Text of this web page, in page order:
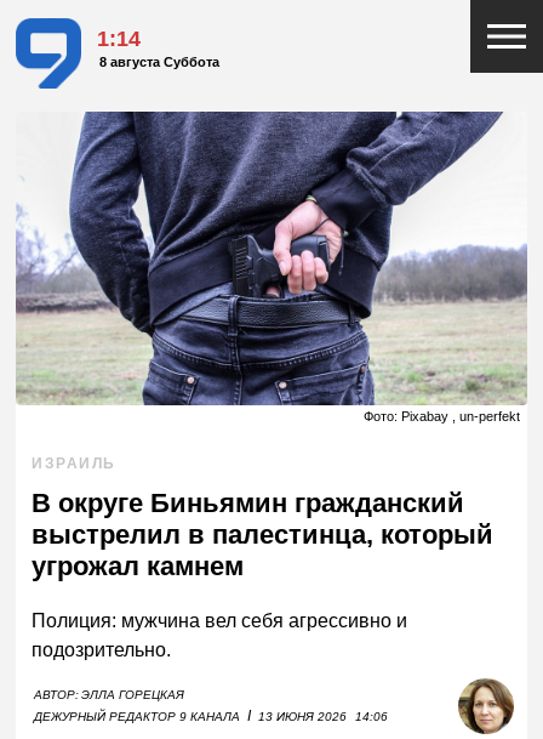
1:15
8 августа Суббота
Фото: Pixabay , un-perfekt
ИЗРАИЛЬ
В округе Биньямин гражданский
выстрелил в палестинца, который
угрожал камнем
Полиция: мужчина вел себя агрессивно и
подозрительно.
АВТОР:ЭЛЛА ГОРЕЦКАЯ
ДЕЖУРНЫЙ РЕДАКТОР 9 КАНАЛА
I 13 ИЮНЯ 2026 14:06